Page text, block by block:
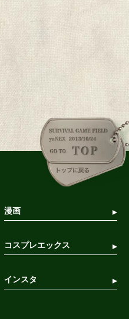
漫画
コスプレエックス
インスタ